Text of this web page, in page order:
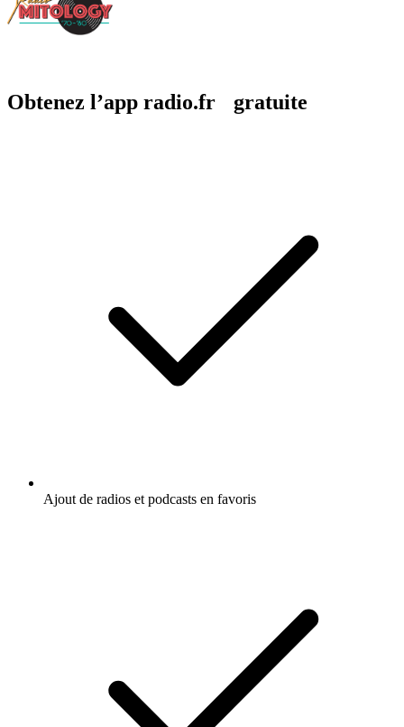
Obtenez l’app radio.fr gratuite
Ajout de radios et podcasts en favoris